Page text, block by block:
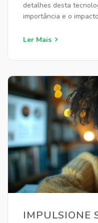
detalhes desta
importância e o
Acompanhe-me nesta
Ler Mais
IMPULSIONE